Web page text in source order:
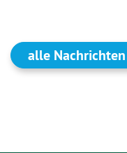
alle Nachrichten